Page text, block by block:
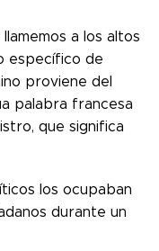
a los altos
específico de
proviene del
palabra francesa
que significa
los ocupaban
durante un